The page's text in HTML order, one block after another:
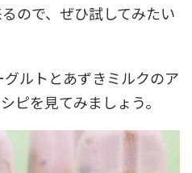
ので、ぜひ試してみたい
ルトとあずきミルクのア
ピを見てみましょう。